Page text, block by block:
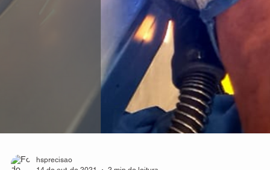
opção para decoração externa :
Vantagens e Funções
Uma forte tendência que existe atualmente na arquitetura, seja em
residências, prédios ou espaços públicos, são as fachadas